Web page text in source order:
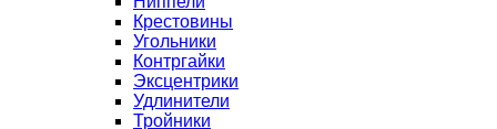
Крестовины
Угольники
Контргайки
Эксцентрики
Удлинители
Тройники